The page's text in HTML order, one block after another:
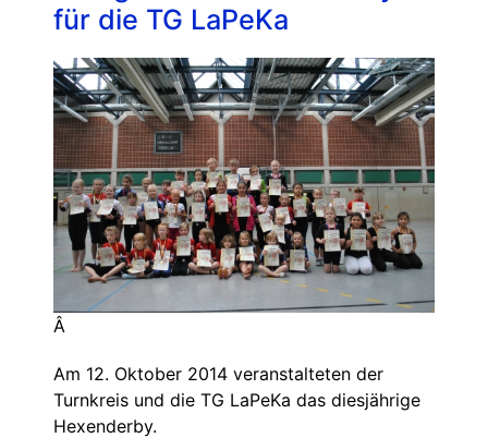
für die TG LaPeKa
Â
Am 12. Oktober 2014 veranstalteten der
Turnkreis und die TG LaPeKa das diesjährige
Hexenderby.